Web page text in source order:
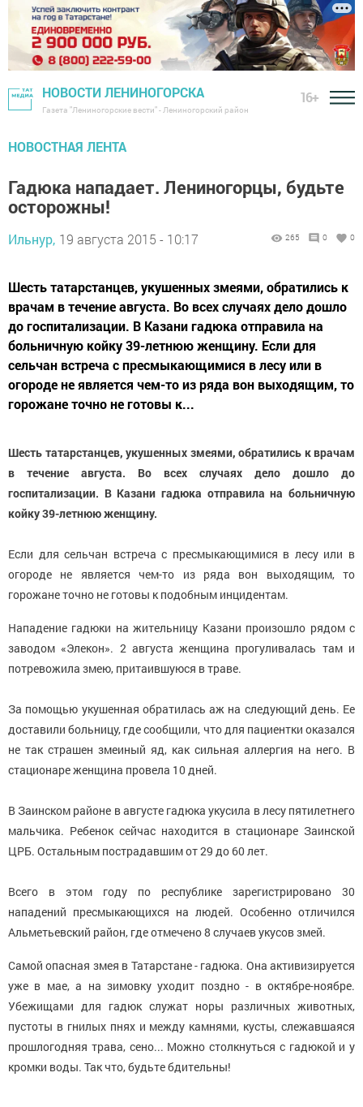
НОВОСТИ ЛЕНИНОГОРСКА
Газета "Лениногорские вести" - Лениногорский район
16+
НОВОСТНАЯ ЛЕНТА
Гадюка нападает. Лениногорцы, будьте
осторожны!
Ильнур, 19 августа 2015 - 10:17 265 0 0
Шесть татарстанцев, укушенных змеями, обратились к
врачам в течение августа. Во всех случаях дело дошло
до госпитализации. В Казани гадюка отправила на
больничную койку 39-летнюю женщину. Если для
сельчан встреча с пресмыкающимися в лесу или в
огороде не является чем-то из ряда вон выходящим, то
горожане точно не готовы к...
Шесть татарстанцев, укушенных змеями, обратились к врачам
в течение августа. Во всех случаях дело дошло до
госпитализации. В Казани гадюка отправила на больничную
койку 39-летнюю женщину.
Если для сельчан встреча с пресмыкающимися в лесу или в
огороде не является чем-то из ряда вон выходящим, то
горожане точно не готовы к подобным инцидентам.
Нападение гадюки на жительницу Казани произошло рядом с
заводом «Элекон». 2 августа женщина прогуливалась там и
потревожила змею, притаившуюся в траве.
За помощью укушенная обратилась аж на следующий день. Ее
доставили больницу, где сообщили, что для пациентки оказался
не так страшен змеиный яд, как сильная аллергия на него. В
стационаре женщина провела 10 дней.
В Заинском районе в августе гадюка укусила в лесу пятилетнего
мальчика. Ребенок сейчас находится в стационаре Заинской
ЦРБ. Остальным пострадавшим от 29 до 60 лет.
Всего в этом году по республике зарегистрировано 30
нападений пресмыкающихся на людей. Особенно отличился
Альметьевский район, где отмечено 8 случаев укусов змей.
Самой опасная змея в Татарстане - гадюка. Она активизируется
уже в мае, а на зимовку уходит поздно - в октябре-ноябре.
Убежищами для гадюк служат норы различных животных,
пустоты в гнилых пнях и между камнями, кусты, слежавшаяся
прошлогодняя трава, сено... Можно столкнуться с гадюкой и у
кромки воды. Так что, будьте бдительны!